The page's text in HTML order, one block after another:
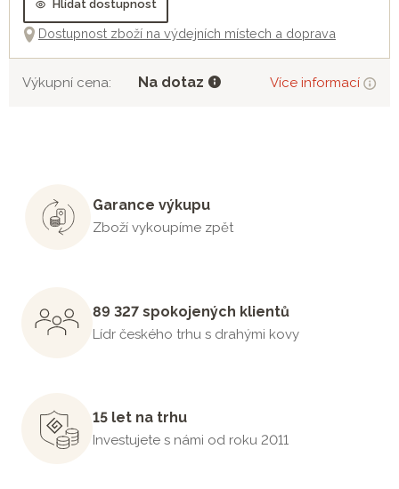
Hlídat dostupnost
Dostupnost zboží na výdejních místech a doprava
Výkupní cena: Na dotaz Více informací
Garance výkupu
Zboží vykoupíme zpět
89 327 spokojených klientů
Lídr českého trhu s drahými kovy
15 let na trhu
Investujete s námi od roku 2011